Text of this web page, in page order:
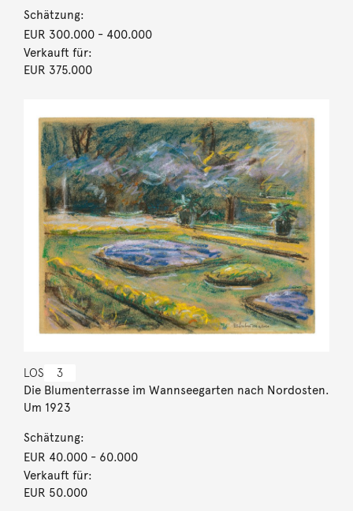
Schätzung:
EUR 300.000- 400.000
Verkauft für:
EUR 375.000
LOS 3
Die Blumenterrasse im Wannseegarten nach Nordosten.
Um 1923
Schätzung:
EUR 40.000- 60.000
Verkauft für:
EUR 50.000